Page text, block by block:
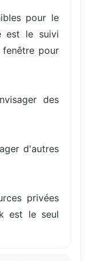
pour le
est le suivi
pour
des
d'autres
privées
est le seul